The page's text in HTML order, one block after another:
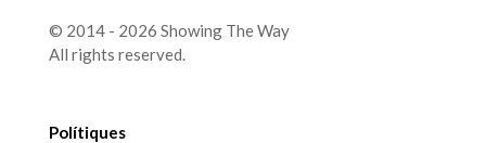
© 2014 - 2026 Showing The Way
All rights reserved.
Polítiques